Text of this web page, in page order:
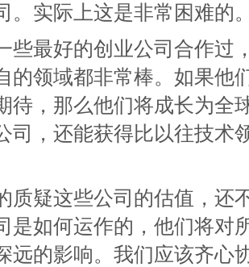
。实际上这是非常困难的
些最好的创业公司合作过
的领域都非常棒。如果他
待，那么他们将成长为全
司，还能获得比以往技术
质疑这些公司的估值，还
是如何运作的，他们将对
远的影响。我们应该齐心